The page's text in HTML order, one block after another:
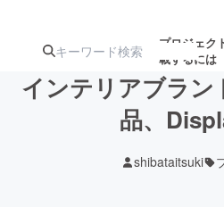
プロジェク
載するには
ジェクト
インテリアブラ
品、
shibataitsuki